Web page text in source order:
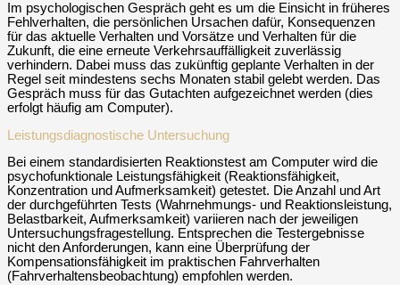
Im psychologischen Gespräch geht es um die Einsicht in früheres
Fehlverhalten, die persönlichen Ursachen dafür, Konsequenzen
für das aktuelle Verhalten und Vorsätze und Verhalten für die
Zukunft, die eine erneute Verkehrsauffälligkeit zuverlässig
verhindern. Dabei muss das zukünftig geplante Verhalten in der
Regel seit mindestens sechs Monaten stabil gelebt werden. Das
Gespräch muss für das Gutachten aufgezeichnet werden (dies
erfolgt häufig am Computer).
Leistungsdiagnostische Untersuchung
Bei einem standardisierten Reaktionstest am Computer wird die
psychofunktionale Leistungsfähigkeit (Reaktionsfähigkeit,
Konzentration und Aufmerksamkeit) getestet. Die Anzahl und Art
der durchgeführten Tests (Wahrnehmungs- und Reaktionsleistung,
Belastbarkeit, Aufmerksamkeit) variieren nach der jeweiligen
Untersuchungsfragestellung. Entsprechen die Testergebnisse
nicht den Anforderungen, kann eine Überprüfung der
Kompensationsfähigkeit im praktischen Fahrverhalten
(Fahrverhaltensbeobachtung) empfohlen werden.